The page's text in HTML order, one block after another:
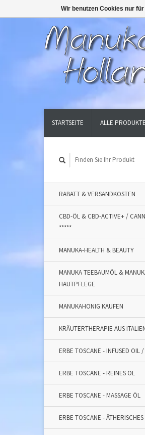
STARTSEITE ALLE PRODUKTE
RABATT & VERSANDKOSTEN
CBD-ÖL & CBD-ACTIVE+ /
*****
MANUKA-HEALTH & BEAUTY
MANUKA TEEBAUMÖL &
HAUTPFLEGE
MANUKAHONIG KAUFEN
KRÄUTERTHERAPIE AUS
ERBE TOSCANE - INFUSED OIL
ERBE TOSCANE - REINES ÖL
ERBE TOSCANE - MASSAGE ÖL
ERBE TOSCANE -
Wir benutzen Cookies nur